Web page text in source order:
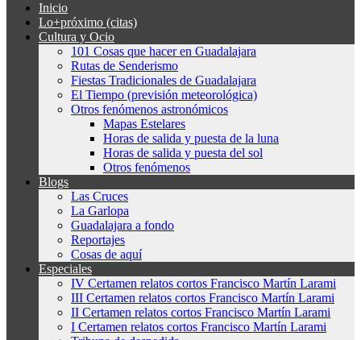
Inicio
Lo+próximo (citas)
Cultura y Ocio
101 Cosas que hacer en Guadalajara
Rutas de Senderismo
Fiestas Tradicionales de Guadalajara
El Tiempo (previsión meteorológica)
Otros fenómenos astronómicos
Mapas Estelares
Horas de salida y puesta de la luna
Horas de salida y puesta del sol
Otros fenómenos
Blogs
Las Cruces
La Garlopa
Guadalajara a fondo
Reportajes
Cosas de aquí
Especiales
IV Certamen relatos cortos Francisco Martín Larami
III Certamen relatos cortos Francisco Martín Larami
II Certamen relatos cortos Francisco Martín Larami
I Certamen relatos cortos Francisco Martín Larami